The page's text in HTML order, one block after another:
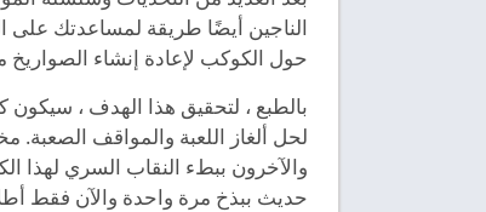
الناجين أيضًا طريقة لمساعدتك على
حول الكوكب لإعادة إنشاء الصواريخ
بالطبع ، لتحقيق هذا الهدف ،
لحل ألغاز اللعبة والمواقف
والآخرون ببطء النقاب السري لهذا
حديث ببذخ مرة واحدة والآن فقط